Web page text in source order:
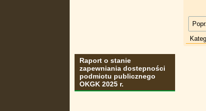
Raport o stanie
zapewniania dostepności
podmiotu publicznego
OKGK 2025 r.